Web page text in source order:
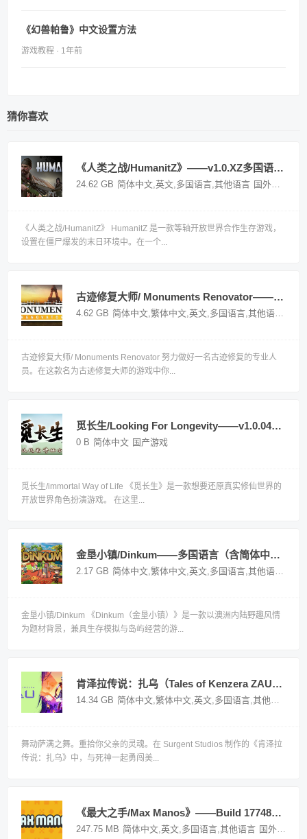
《幻兽帕鲁》中文设置方法
游戏教程 · 1年前
猜你喜欢
《人类之战/HumanitZ》——v1.0.XZ多国语言（含简体中文）免安装解压即玩版
24.62 GB 简体中文,英文,多国语言,其他语言 国外游戏
《人类之战/HumanitZ》 HumanitZ 是一款等轴开放世界合作生存游戏，
设置在僵尸爆发的末日环境中。在一个...
古迹修复大师/ Monuments Renovator——Build.13718698多国语言（含简体中文）免安装解压即玩版
4.62 GB 简体中文,繁体中文,英文,多国语言,其他语言
古迹修复大师/ Monuments Renovator 努力做好一名古迹修复的专业人
员。在这款名为古迹修复大师的游戏中你...
觅长生/Looking For Longevity——v1.0.042 简体中文 免安装解压即玩版
0 B 简体中文 国产游戏
觅长生/immortal Way of Life 《觅长生》是一款想要还原真实修仙世界的
开放世界角色扮演游戏。 在这里...
金垦小镇/Dinkum——多国语言（含简体中文）免安装解压即玩版
2.17 GB 简体中文,繁体中文,英文,多国语言,其他语言
金垦小镇/Dinkum 《Dinkum（金垦小镇）》是一款以澳洲内陆野趣风情
为题材背景，兼具生存模拟与岛屿经营的游...
肯泽拉传说：扎乌（Tales of Kenzera ZAU）—— v1.5多国语言（含简体中文）免安装解压即玩版
14.34 GB 简体中文,繁体中文,英文,多国语言,其他语言
舞动萨满之舞。重拾你父亲的灵魂。在 Surgent Studios 制作的《肯泽拉
传说：扎乌》中，与死神一起勇闯美...
《最大之手/Max Manos》——Build 17748291多国语言（含简体中文）免安装解压即玩版
247.75 MB 简体中文,英文,多国语言,其他语言 国外游戏